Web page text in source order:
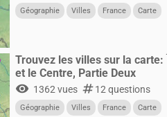
Géographie Villes France Carte
Trouvez les villes sur la
et le Centre, Partie Deux
visibility 1362 vues numbers12 questions
Géographie Villes France Carte